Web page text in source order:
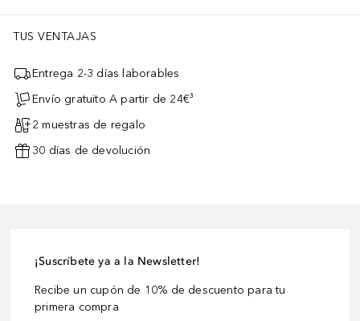
TUS VENTAJAS
Entrega 2-3 días laborables
Envío gratuito A partir de 24€³
2 muestras de regalo
30 días de devolución
¡Suscríbete ya a la Newsletter!
Recibe un cupón de 10% de descuento para tu
primera compra